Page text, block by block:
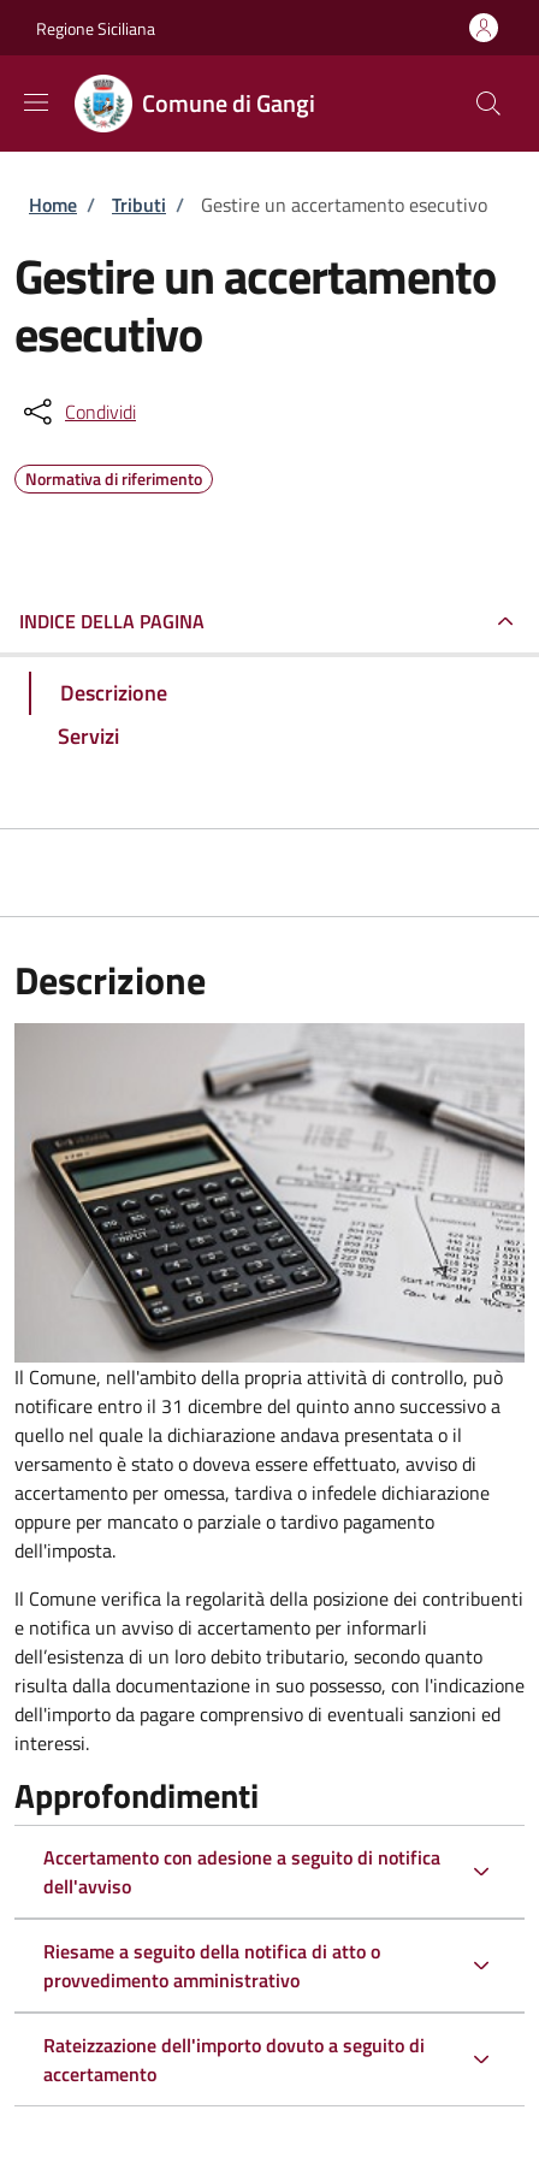
Regione Siciliana
Comune di Gangi
Briciole di pane
Home / Tributi / Gestire un accertamento esecutivo
Gestire un accertamento
esecutivo
Condividi
Normativa di riferimento
INDICE DELLA PAGINA
Descrizione
Servizi
Descrizione
Il Comune, nell'ambito della propria attività di controllo, può
notificare entro il 31 dicembre del quinto annosuccessivo a
quello nel quale la dichiarazione andava presentata o il
versamento è stato o doveva essere effettuato, avviso di
accertamento per omessa, tardiva o infedele dichiarazione
oppure per mancato o parziale o tardivo pagamento
dell'imposta.
Il Comune verifica la regolarità della posizione dei contribuenti
e notifica un avviso di accertamento per informarli
dell’esistenza di un loro debito tributario, secondo quanto
risulta dalla documentazione in suo possesso, con l'indicazione
dell'importo da pagare comprensivo di eventuali sanzioni ed
interessi.
Approfondimenti
Accertamento con adesione a seguito di notifica
dell'avviso
Riesame a seguito della notifica di atto o
provvedimento amministrativo
Rateizzazione dell'importo dovuto a seguito di
accertamento